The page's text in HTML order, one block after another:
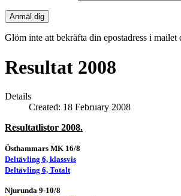
Anmäl dig
Glöm inte att bekräfta din epostadress i mailet
Resultat 2008
Details
Created: 18 February 2008
Resultatlistor 2008.
Östhammars MK 16/8
Deltävling 6, klassvis
Deltävling 6, Totalt
Njurunda 9-10/8